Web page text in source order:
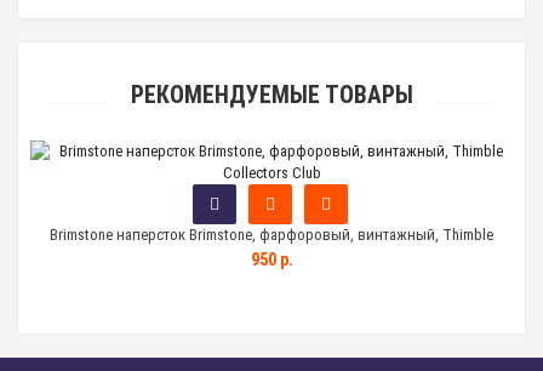
РЕКОМЕНДУЕМЫЕ ТОВАРЫ
Brimstone наперсток Brimstone, фарфоровый, винтажный, Thimble
Collectors Club
950 р.